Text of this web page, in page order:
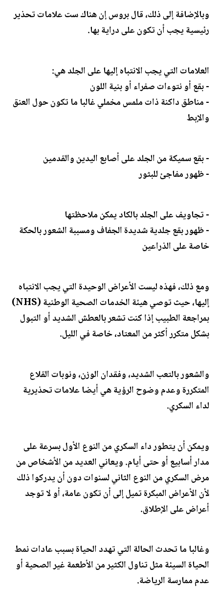
وبالإضافة إلى ذلك، قال بروس إن هناك ست علامات تحذير
رئيسية يجب أن تكون على دراية بها.
العلامات التي يجب الانتباه إليها على الجلد هي:
- بقع أو نتوءات صفراء أو بنية اللون
- مناطق داكنة ذات ملمس مخملي غالبا ما تكون حول العنق
والإبط
- بقع سميكة من الجلد على أصابع اليدين والقدمين
- ظهور مفاجئ للبثور
- تجاويف على الجلد بالكاد يمكن ملاحظتها
- ظهور بقع جلدية شديدة الجفاف ومسببة الشعور بالحكة
خاصة على الذراعين
ومع ذلك، فهذه ليست الأعراض الوحيدة التي يجب الانتباه
إليها، حيث توصي هيئة الخدمات الصحية الوطنية (NHS)
بمراجعة الطبيب إذا كنت تشعر بالعطش الشديد أو التبول
بشكل متكرر أكثر من المعتاد، خاصة في الليل.
والشعور بالتعب الشديد، وفقدان الوزن، ونوبات القلاع
المتكررة وعدم وضوح الرؤية هي أيضا علامات تحذيرية
لداء السكري.
ويمكن أن يتطور داء السكري من النوع الأول بسرعة على
مدار أسابيع أو حتى أيام. ويعاني العديد من الأشخاص من
مرض السكري من النوع الثاني لسنوات دون أن يدركوا ذلك
لأن الأعراض المبكرة تميل إلى أن تكون عامة، أو لا توجد
أعراض على الإطلاق.
وغالبا ما تحدث الحالة التي تهدد الحياة بسبب عادات نمط
الحياة السيئة مثل تناول الكثير من الأطعمة غير الصحية أو
عدم ممارسة الرياضة.